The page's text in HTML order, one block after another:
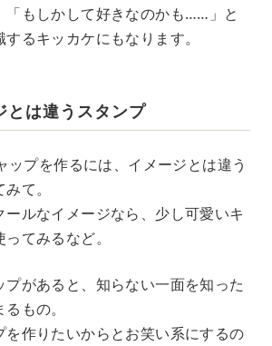
「もしかして好きなのかも……」と
るキッカケにもなります。
とは違うスタンプ
ップを作るには、イメージとは違う
て。
ールなイメージなら、少し可愛いキ
てみるなど。
プがあると、知らない一面を知った
もの。
を作りたいからとお笑い系にするの